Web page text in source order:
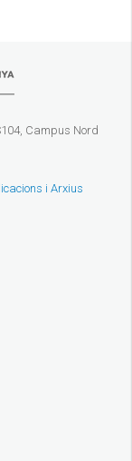
Campus Nord
i Arxius